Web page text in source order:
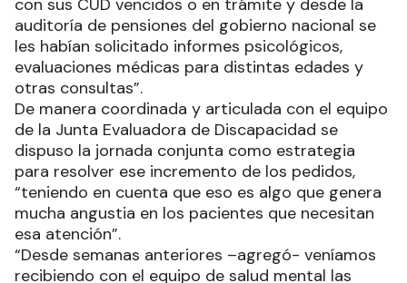
con sus CUD vencidos o en trámite y desde la
auditoría de pensiones del gobierno nacional se
les habían solicitado informes psicológicos,
evaluaciones médicas para distintas edades y
otras consultas”.
De manera coordinada y articulada con el equipo
de la Junta Evaluadora de Discapacidad se
dispuso la jornada conjunta como estrategia
para resolver ese incremento de los pedidos,
“teniendo en cuenta que eso es algo que genera
mucha angustia en los pacientes que necesitan
esa atención”.
“Desde semanas anteriores –agregó- veníamos
recibiendo con el equipo de salud mental las